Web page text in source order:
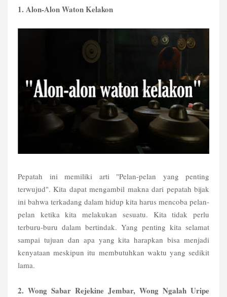
1. Alon-Alon Waton Kelakon
Pepatah ini memiliki arti "Pelan-pelan yang penting
terwujud". Kita dapat mengambil makna dari pepatah bijak
ini bahwa terkadang dalam hidup kita harus mencoba pelan-
pelan ketika kita melakukan sesuatu. Kita tidak perlu
terburu-buru dalam bertindak. Yang penting kita selamat
sampai tujuan dan apa yang kita harapkan bisa menjadi
kenyataan meskipun itu membutuhkan waktu yang sedikit
lama.
2. Wong Sabar Rejekine Jembar, Wong Ngalah Uripe